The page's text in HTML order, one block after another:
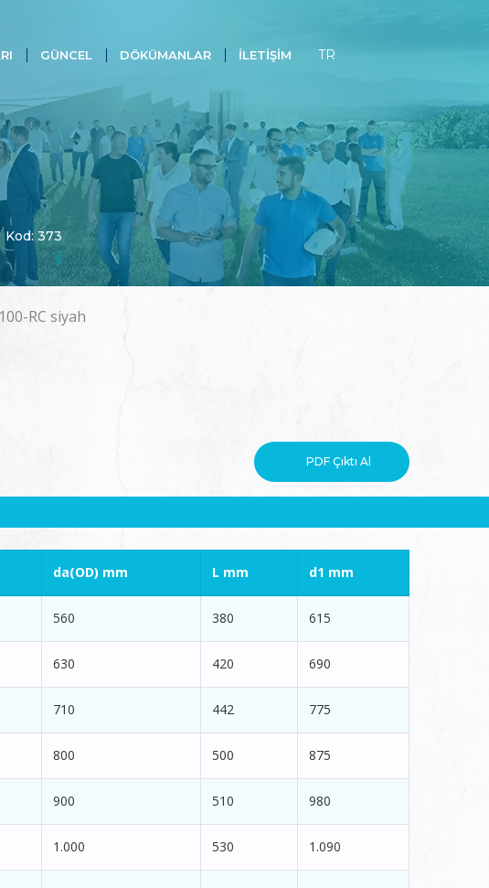
GÜNCEL DÖKÜMANLAR İLETIŞIM TR
Kod: 373
RC siyah
PDF Çıktı Al
da(OD) mm L mm d1 mm
560 380 615
630 420 690
710 442 775
800 500 875
900 510 980
1.000 530 1.090